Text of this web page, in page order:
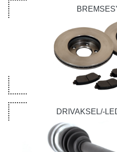
DRIVAKSEL/-